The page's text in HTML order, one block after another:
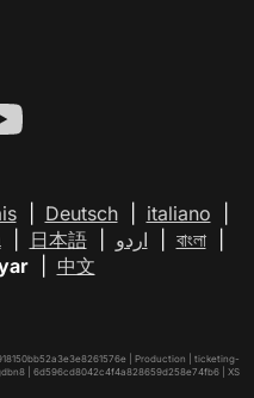
| Deutsch| italiano
| 日本語| اردو বাংলা|
| 中文
| Production | ticketing-
| 6d596cd8042c4f4a828659d258e74fb6 | XS